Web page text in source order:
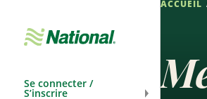
navigation
Se connecter /
S’inscrire
ACCUEIL